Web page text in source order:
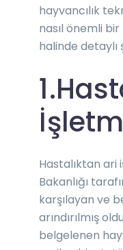
hayvancılık
nasıl önemli bir
halinde detaylı
Hastalıktan ari
Bakanlığı
karşılayan ve
arındırılmış
belgelenen